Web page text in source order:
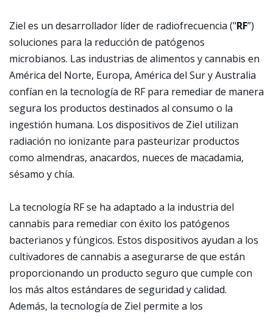
Ziel es un desarrollador líder de radiofrecuencia ("RF”)
soluciones para la reducción de patógenos
microbianos. Las industrias de alimentos y cannabis en
América del Norte, Europa, América del Sur y Australia
confían en la tecnología de RF para remediar de manera
segura los productos destinados al consumo o la
ingestión humana. Los dispositivos de Ziel utilizan
radiación no ionizante para pasteurizar productos
como almendras, anacardos, nueces de macadamia,
sésamo y chía.
La tecnología RF se ha adaptado a la industria del
cannabis para remediar con éxito los patógenos
bacterianos y fúngicos. Estos dispositivos ayudan a los
cultivadores de cannabis a asegurarse de que están
proporcionando un producto seguro que cumple con
los más altos estándares de seguridad y calidad.
Además, la tecnología de Ziel permite a los